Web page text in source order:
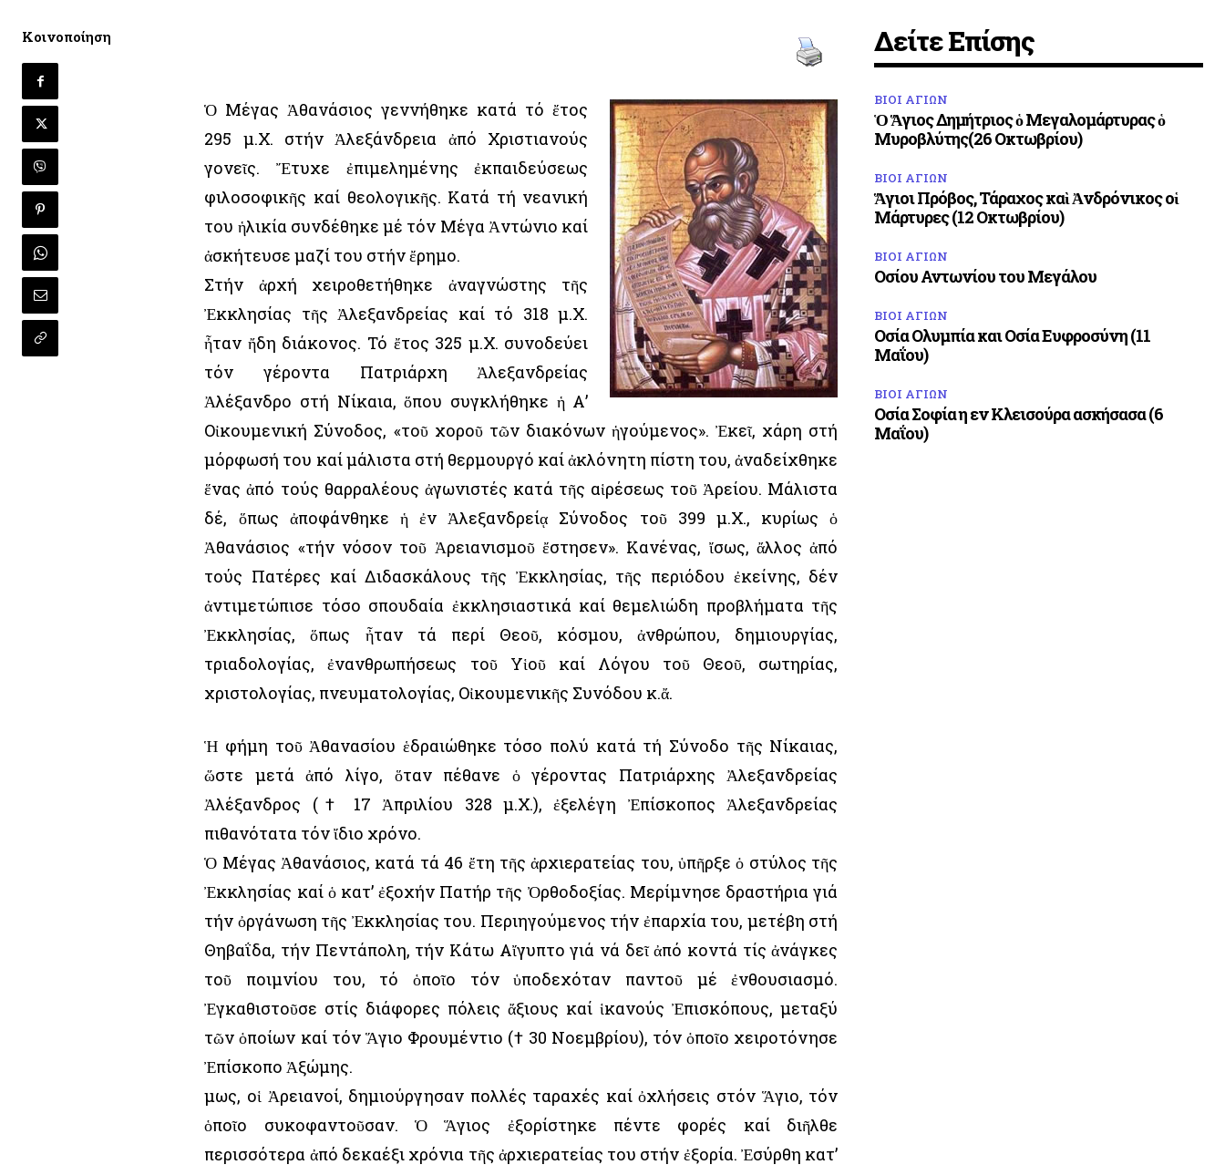
Κοινοποίηση
Ὁ Μέγας Ἀθανάσιος γεννήθηκε κατά τό ἔτος
295 μ.Χ. στήν Ἀλεξάνδρεια ἀπό Χριστιανούς
γονεῖς. Ἔτυχε ἐπιμελημένης ἐκπαιδεύσεως
φιλοσοφικῆς καί θεολογικῆς. Κατά τή νεανική
του ἡλικία συνδέθηκε μέ τόν Μέγα Ἀντώνιο καί
ἀσκήτευσε μαζί του στήν ἔρημο.
Στήν ἀρχή χειροθετήθηκε ἀναγνώστης τῆς
Ἐκκλησίας τῆς Ἀλεξανδρείας καί τό 318 μ.Χ.
ἦταν ἤδη διάκονος. Τό ἔτος 325 μ.Χ. συνοδεύει
τόν γέροντα Πατριάρχη Ἀλεξανδρείας
Ἀλέξανδρο στή Νίκαια, ὅπου συγκλήθηκε ἡ Α’
Οἰκουμενική Σύνοδος, «τοῦ χοροῦ τῶν διακόνων ἡγούμενος». Ἐκεῖ, χάρη στή
μόρφωσή του καί μάλιστα στή θερμουργό καί ἀκλόνητη πίστη του, ἀναδείχθηκε
ἕνας ἀπό τούς θαρραλέους ἀγωνιστές κατά τῆς αἱρέσεως τοῦ Ἀρείου. Μάλιστα
δέ, ὅπως ἀποφάνθηκε ἡ ἐν Ἀλεξανδρείᾳ Σύνοδος τοῦ 399 μ.Χ., κυρίως ὁ
Ἀθανάσιος «τήν νόσον τοῦ Ἀρειανισμοῦ ἔστησεν». Κανένας, ἴσως, ἄλλος ἀπό
τούς Πατέρες καί Διδασκάλους τῆς Ἐκκλησίας, τῆς περιόδου ἐκείνης, δέν
ἀντιμετώπισε τόσο σπουδαία ἐκκλησιαστικά καί θεμελιώδη προβλήματα τῆς
Ἐκκλησίας, ὅπως ἦταν τά περί Θεοῦ, κόσμου, ἀνθρώπου, δημιουργίας,
τριαδολογίας, ἐνανθρωπήσεως τοῦ Υἱοῦ καί Λόγου τοῦ Θεοῦ, σωτηρίας,
χριστολογίας, πνευματολογίας, Οἰκουμενικῆς Συνόδου κ.ἄ.
Ἡ φήμη τοῦ Ἀθανασίου ἑδραιώθηκε τόσο πολύ κατά τή Σύνοδο τῆς Νίκαιας,
ὥστε μετά ἀπό λίγο, ὅταν πέθανε ὁ γέροντας Πατριάρχης Ἀλεξανδρείας
Ἀλέξανδρος († 17 Ἀπριλίου 328 μ.Χ.), ἐξελέγη Ἐπίσκοπος Ἀλεξανδρείας
πιθανότατα τόν ἴδιο χρόνο.
Ὁ Μέγας Ἀθανάσιος, κατά τά 46 ἔτη τῆς ἀρχιερατείας του, ὑπῆρξε ὁ στύλος τῆς
Ἐκκλησίας καί ὁ κατ’ ἐξοχήν Πατήρ τῆς Ὀρθοδοξίας. Μερίμνησε δραστήρια γιά
τήν ὀργάνωση τῆς Ἐκκλησίας του. Περιηγούμενος τήν ἐπαρχία του, μετέβη στή
Θηβαΐδα, τήν Πεντάπολη, τήν Κάτω Αἴγυπτο γιά νά δεῖ ἀπό κοντά τίς ἀνάγκες
τοῦ ποιμνίου του, τό ὁποῖο τόν ὑποδεχόταν παντοῦ μέ ἐνθουσιασμό.
Ἐγκαθιστοῦσε στίς διάφορες πόλεις ἄξιους καί ἱκανούς Ἐπισκόπους, μεταξύ
τῶν ὁποίων καί τόν Ἅγιο Φρουμέντιο († 30 Νοεμβρίου), τόν ὁποῖο χειροτόνησε
Ἐπίσκοπο Ἀξώμης.
Ὅμως, οἱ Ἀρειανοί, δημιούργησαν πολλές ταραχές καί ὀχλήσεις στόν Ἅγιο, τόν
ὁποῖο συκοφαντοῦσαν. Ὁ Ἅγιος ἐξορίστηκε πέντε φορές καί διῆλθε
περισσότερα ἀπό δεκαέξι χρόνια τῆς ἀρχιερατείας του στήν ἐξορία. Ἐσύρθη κατ’
Δείτε Επίσης
ΒΙΟΙ ΑΓΙΩΝ
Ὁ Ἅγιος Δημήτριος ὁ Μεγαλομάρτυρας ὁ
Μυροβλύτης(26 Οκτωβρίου)
ΒΙΟΙ ΑΓΙΩΝ
Ἅγιοι Πρόβος, Τάραχος καὶ Ἀνδρόνικος οἱ
Μάρτυρες (12 Οκτωβρίου)
ΒΙΟΙ ΑΓΙΩΝ
Οσίου Αντωνίου του Μεγάλου
ΒΙΟΙ ΑΓΙΩΝ
Οσία Ολυμπία και Οσία Ευφροσύνη (11
Μαΐου)
ΒΙΟΙ ΑΓΙΩΝ
Οσία Σοφία η εν Κλεισούρα ασκήσασα (6
Μαΐου)